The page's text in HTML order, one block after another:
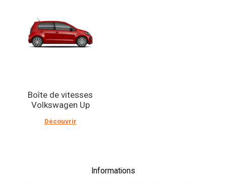
Boîte de vitesses
Volkswagen Up
Découvrir
Informations